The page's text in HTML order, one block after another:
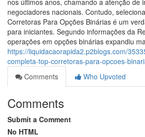
nos últimos anos, chamando a atenção de
negociadores nacionais. Contudo,
Corretoras Para Opções Binárias é um
para iniciantes. Segundo informações da
operações em opções binárias expandiu
https://liquidacaorapida2.p2blogs.com/
completa-top-corretoras-para-opcoes-
Comments
Who Upvoted
Comments
Submit a Comment
No HTML